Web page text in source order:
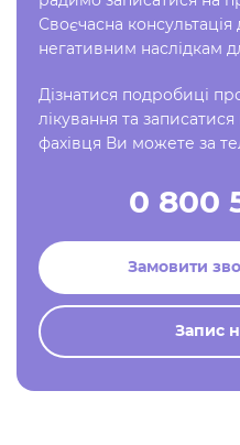
Своєчасна
негативним наслідкам
Дізнатися подробиці
лікування та
фахівця Ви можете за
0 800
Замовити
Запис